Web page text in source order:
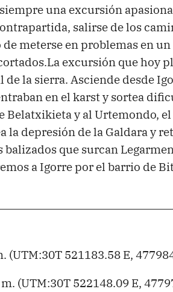
una excursión
salirse de los
meterse en problemas en
excursión que hoy
la sierra. Asciende desde
en el karst y sortea
Belatxikieta y al Urtemondo,
la depresión de la Galdara y
balizados que surcan
a Igorre por el barrio de
(UTM:30T 521183.58 E,
(UTM:30T 522148.09 E,